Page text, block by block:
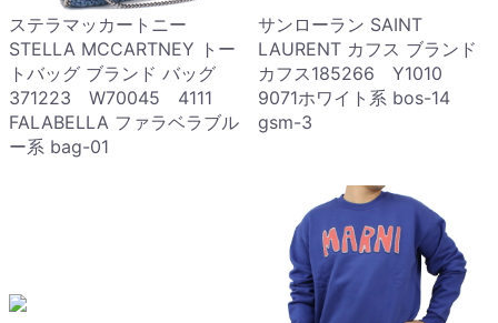
ステラマッカートニー
STELLA MCCARTNEY トー
トバッグ ブランド バッグ
371223 W70045 4111
FALABELLA ファラベラブル
ー系 bag-01
サンローラン SAINT
LAURENT カフス ブランド
カフス185266 Y1010
9071ホワイト系 bos-14
gsm-3